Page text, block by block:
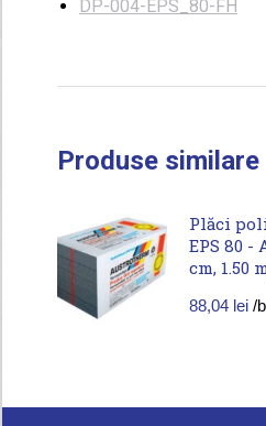
DP-004-EPS_80-FH
Produse similare
Plăci
EPS 80 -
cm, 1.50
88,04 lei /